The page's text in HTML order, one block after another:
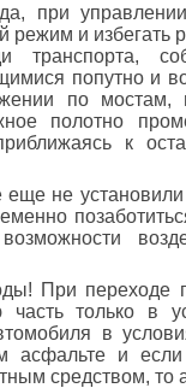
при
режим и
транспорта,
попутно и
по мостам,
полотно
к
еще не
При переходе
часть только в
в
асфальте и
средством, то